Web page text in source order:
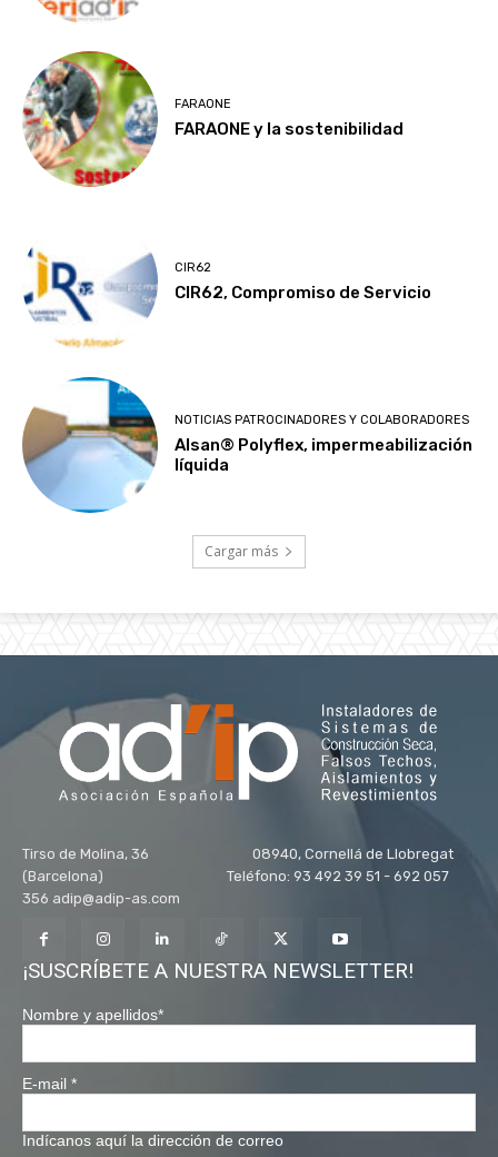
FARAONE
FARAONE y la sostenibilidad
CIR62
CIR62, Compromiso de Servicio
NOTICIAS PATROCINADORES Y COLABORADORES
Alsan® Polyflex, impermeabilización
líquida
Cargar más
Tirso de Molina, 36 08940, Cornellá de Llobregat
(Barcelona) Teléfono: 93 492 39 51 - 692 057
356 adip@adip-as.com
¡SUSCRÍBETE A NUESTRA NEWSLETTER!
Nombre y apellidos*
E-mail *
Indícanos aquí la dirección de correo